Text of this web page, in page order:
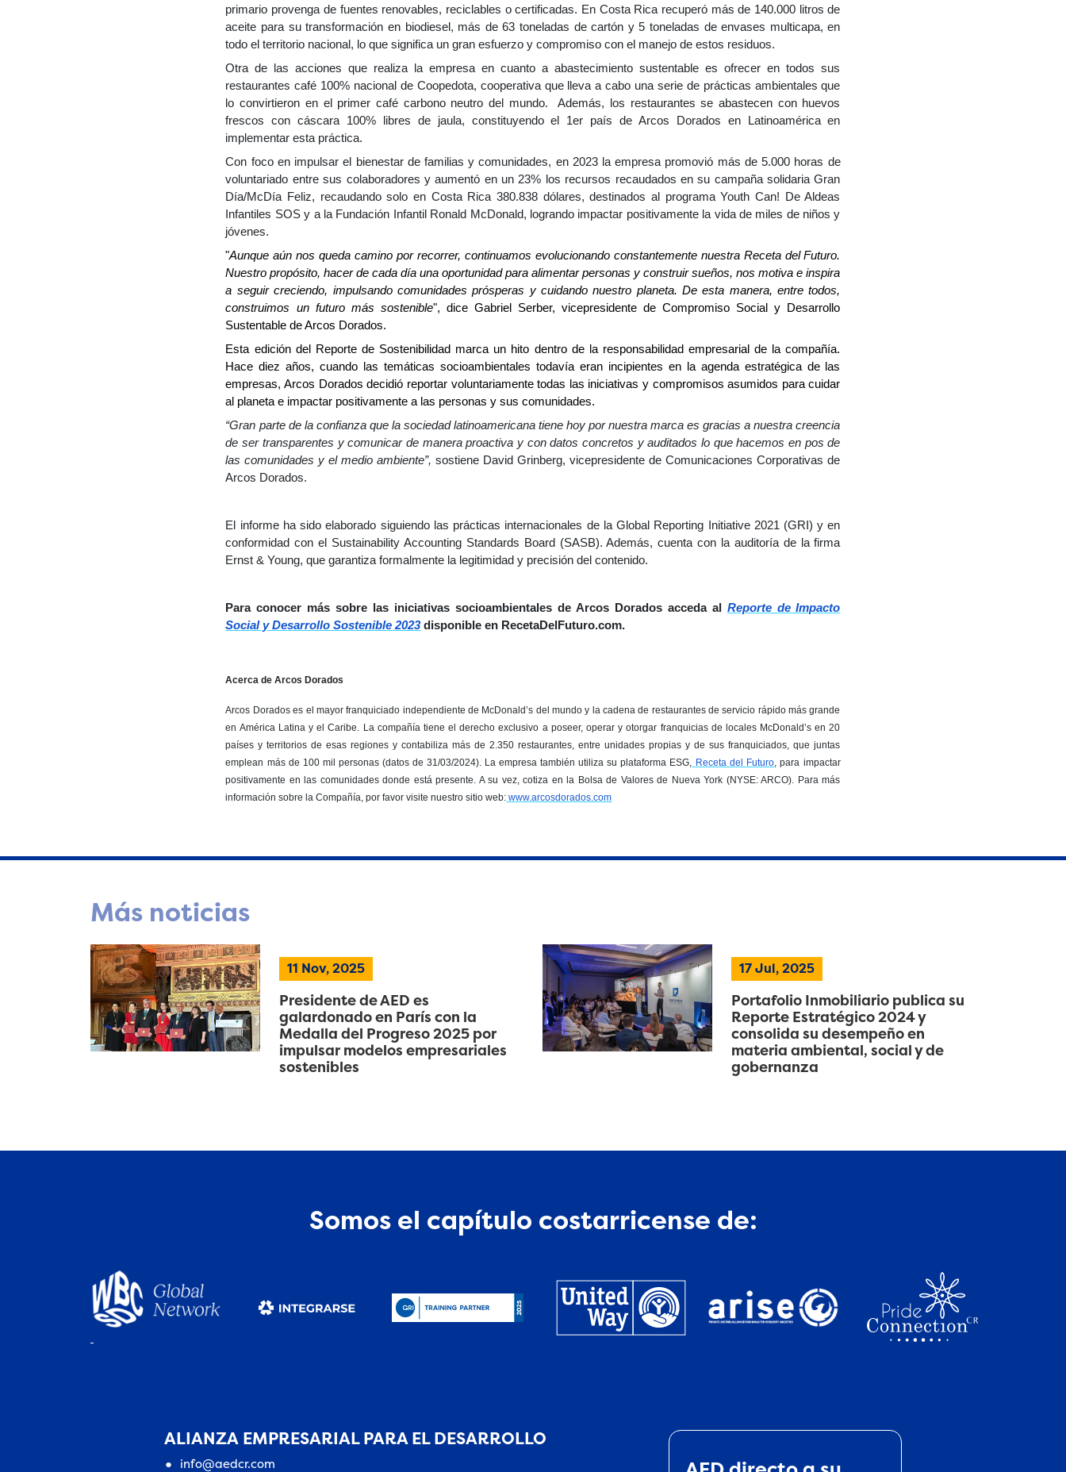
primario provenga de fuentes renovables, reciclables o certificadas. En Costa Rica recuperó más de 140.000 litros de
aceite para su transformación en biodiesel, más de 63 toneladas de cartón y 5 toneladas de envases multicapa, en
todo el territorio nacional, lo que significa un gran esfuerzo y compromiso con el manejo de estos residuos.
Otra de las acciones que realiza la empresa en cuanto a abastecimiento sustentable es ofrecer en todos sus
restaurantes café 100% nacional de Coopedota, cooperativa que lleva a cabo una serie de prácticas ambientales que
lo convirtieron en el primer café carbono neutro del mundo. Además, los restaurantes se abastecen con huevos
frescos con cáscara 100% libres de jaula, constituyendo el 1er país de Arcos Dorados en Latinoamérica en
implementar esta práctica.
Con foco en impulsar el bienestar de familias y comunidades, en 2023 la empresa promovió más de 5.000 horas de
voluntariado entre sus colaboradores y aumentó en un 23% los recursos recaudados en su campaña solidaria Gran
Día/McDía Feliz, recaudando solo en Costa Rica 380.838 dólares, destinados al programa Youth Can! De Aldeas
Infantiles SOS y a la Fundación Infantil Ronald McDonald, logrando impactar positivamente la vida de miles de niños y
jóvenes.
"Aunque aún nos queda camino por recorrer, continuamos evolucionando constantemente nuestra Receta del Futuro.
Nuestro propósito, hacer de cada día una oportunidad para alimentar personas y construir sueños, nos motiva e inspira
a seguir creciendo, impulsando comunidades prósperas y cuidando nuestro planeta. De esta manera, entre todos,
construimos un futuro más sostenible", dice Gabriel Serber, vicepresidente de Compromiso Social y Desarrollo
Sustentable de Arcos Dorados.
Esta edición del Reporte de Sostenibilidad marca un hito dentro de la responsabilidad empresarial de la compañía.
Hace diez años, cuando las temáticas socioambientales todavía eran incipientes en la agenda estratégica de las
empresas, Arcos Dorados decidió reportar voluntariamente todas las iniciativas y compromisos asumidos para cuidar
al planeta e impactar positivamente a las personas y sus comunidades.
“Gran parte de la confianza que la sociedad latinoamericana tiene hoy por nuestra marca es gracias a nuestra creencia
de ser transparentes y comunicar de manera proactiva y con datos concretos y auditados lo que hacemos en pos de
las comunidades y el medio ambiente”,sostiene David Grinberg, vicepresidente de Comunicaciones Corporativas de
Arcos Dorados.
El informe ha sido elaborado siguiendo las prácticas internacionales de la Global Reporting Initiative 2021 (GRI) y en
conformidad con el Sustainability Accounting Standards Board (SASB). Además, cuenta con la auditoría de la firma
Ernst & Young, que garantiza formalmente la legitimidad y precisión del contenido.
Para conocer más sobre las iniciativas socioambientales de Arcos Dorados acceda al Reporte de Impacto
Social y Desarrollo Sostenible 2023disponible en RecetaDelFuturo.com.
Acerca de Arcos Dorados
Arcos Dorados es el mayor franquiciado independiente de McDonald’s del mundo y la cadena de restaurantes de servicio rápido más grande
en América Latina y el Caribe. La compañía tiene el derecho exclusivo a poseer, operar y otorgar franquicias de locales McDonald’s en 20
países y territorios de esas regiones y contabiliza más de 2.350 restaurantes, entre unidades propias y de sus franquiciados, que juntas
emplean más de 100 mil personas (datos de 31/03/2024). La empresa también utiliza su plataforma ESG, Receta del Futuro, para impactar
positivamente en las comunidades donde está presente. A su vez, cotiza en la Bolsa de Valores de Nueva York (NYSE: ARCO). Para más
información sobre la Compañía, por favor visite nuestro sitio web: www.arcosdorados.com
Más noticias
11 Nov, 2025
Presidente de AED es
galardonado en París con la
Medalla del Progreso 2025 por
impulsar modelos empresariales
sostenibles
17 Jul, 2025
Portafolio Inmobiliario publica su
Reporte Estratégico 2024 y
consolida su desempeño en
materia ambiental, social y de
gobernanza
Somos el capítulo costarricense de:
ALIANZA EMPRESARIAL PARA EL DESARROLLO
info@aedcr.com